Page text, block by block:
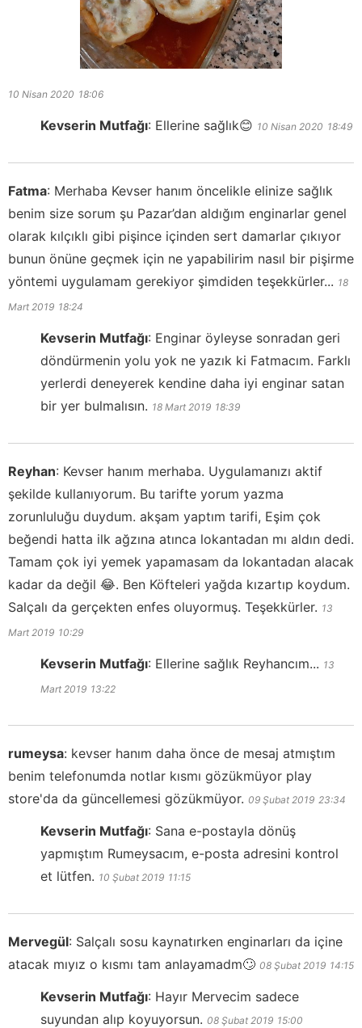
10 Nisan 2020 18:06
Kevserin Mutfağı: Ellerine sağlık😊 10 Nisan 2020 18:49
Fatma: Merhaba Kevser hanım öncelikle elinize sağlık
benim size sorum şu Pazar’dan aldığım enginarlar genel
olarak kılçıklı gibi pişince içinden sert damarlar çıkıyor
bunun önüne geçmek için ne yapabilirim nasıl bir pişirme
yöntemi uygulamam gerekiyor şimdiden teşekkürler... 18
Mart 2019 18:24
Kevserin Mutfağı: Enginar öyleyse sonradan geri
döndürmenin yolu yok ne yazık ki Fatmacım. Farklı
yerlerdi deneyerek kendine daha iyi enginar satan
bir yer bulmalısın. 18 Mart 2019 18:39
Reyhan: Kevser hanım merhaba. Uygulamanızı aktif
şekilde kullanıyorum. Bu tarifte yorum yazma
zorunluluğu duydum. akşam yaptım tarifi, Eşim çok
beğendi hatta ilk ağzına atınca lokantadan mı aldın dedi.
Tamam çok iyi yemek yapamasam da lokantadan alacak
kadar da değil 😂. Ben Köfteleri yağda kızartıp koydum.
Salçalı da gerçekten enfes oluyormuş. Teşekkürler. 13
Mart 2019 10:29
Kevserin Mutfağı: Ellerine sağlık Reyhancım... 13
Mart 2019 13:22
rumeysa: kevser hanım daha önce de mesaj atmıştım
benim telefonumda notlar kısmı gözükmüyor play
store'da da güncellemesi gözükmüyor. 09 Şubat 2019 23:34
Kevserin Mutfağı: Sana e-postayla dönüş
yapmıştım Rumeysacım, e-posta adresini kontrol
et lütfen. 10 Şubat 2019 11:15
Mervegül: Salçalı sosu kaynatırken enginarları da içine
atacak mıyız o kısmı tam anlayamadm🙄 08 Şubat 2019 14:15
Kevserin Mutfağı: Hayır Mervecim sadece
suyundan alıp koyuyorsun. 08 Şubat 2019 15:00